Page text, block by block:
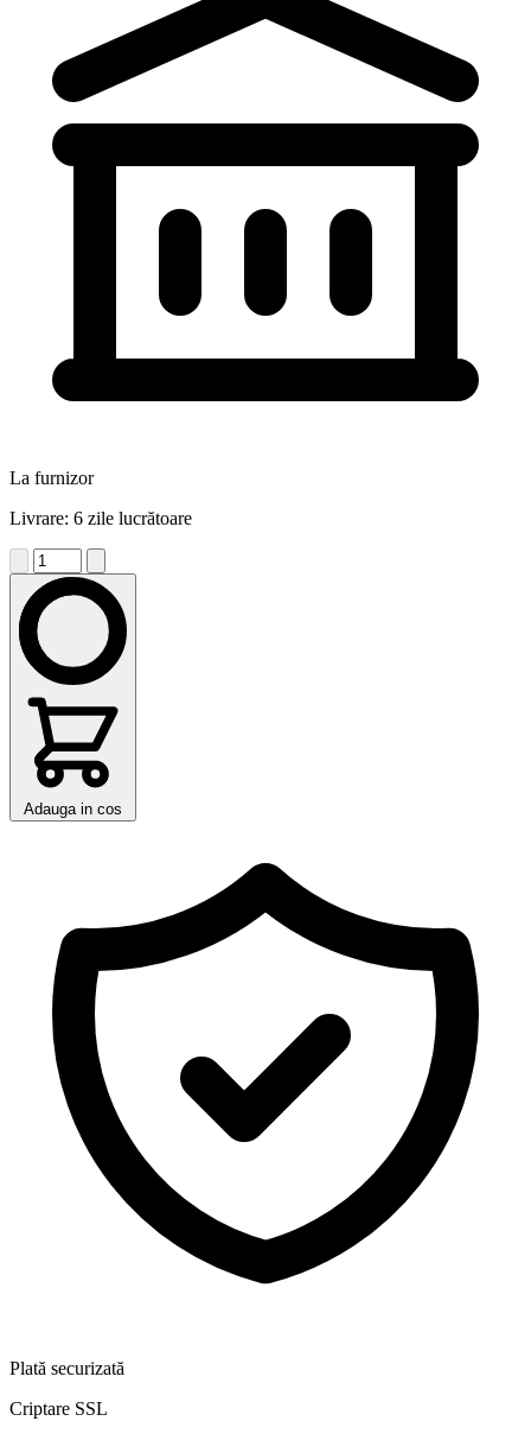
La furnizor
Livrare: 6 zile lucrătoare
Adauga in cos
Plată securizată
Criptare SSL